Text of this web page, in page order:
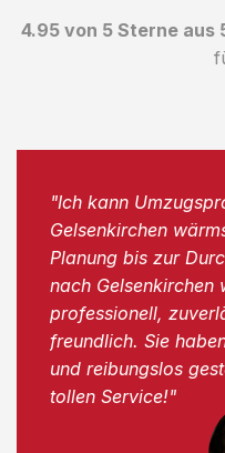
4.95 von 5 Sterne aus
"Ich kann
Gelsenkirchen
Planung bis zur
nach Gelsenkirchen
professionell,
freundlich. Sie
und reibungslos
tollen Service!"